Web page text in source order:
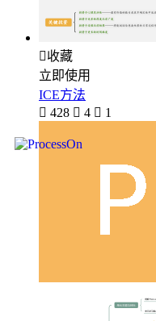
收藏
立即使用
ICE方法
 428  4  1